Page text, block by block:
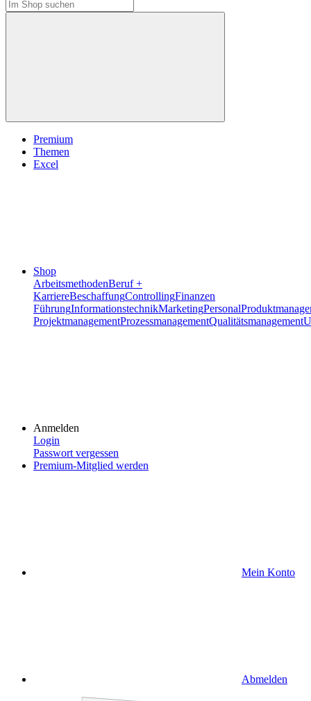
Premium
Themen
Excel
Shop
ArbeitsmethodenBeruf +
KarriereBeschaffungControllingFinanzen
FührungInformationstechnikMarketingPersonal
ProjektmanagementProzessmanagementQualitätsmanagement
Anmelden
Login
Passwort vergessen
Premium-Mitglied werden
Mein Konto
Abmelden